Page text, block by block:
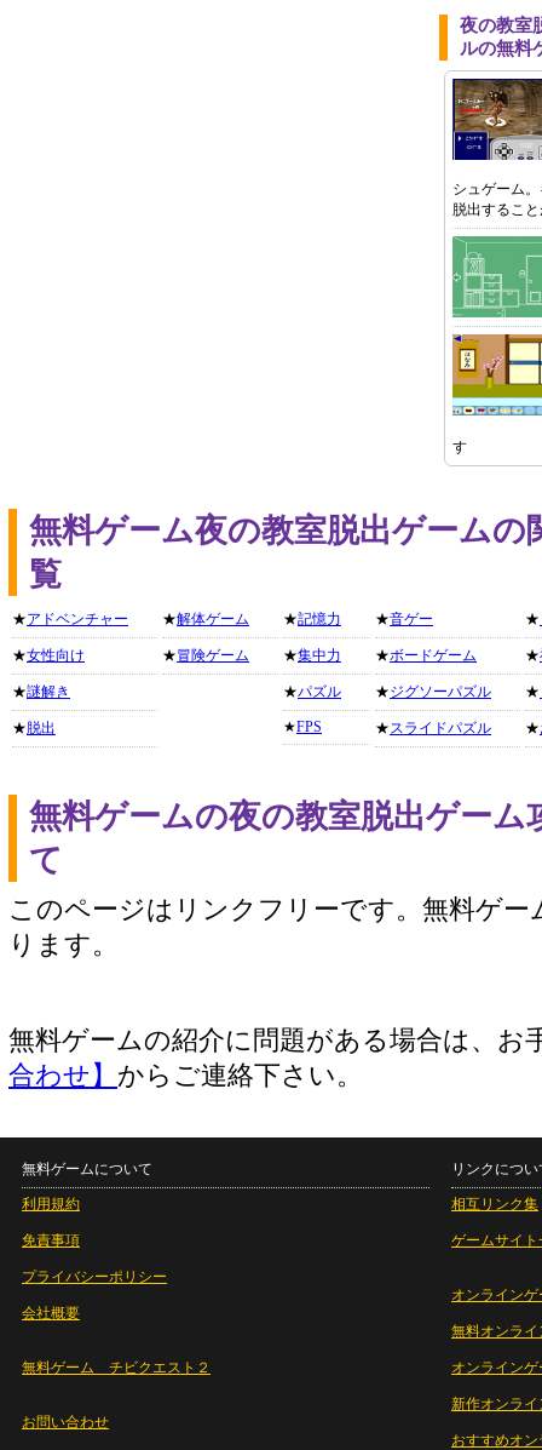
夜の教室
ルの無料
シュゲーム
脱出するこ
す
無料ゲーム夜の教室脱出ゲーム
覧
★アドベンチャー
★女性向け
★謎解き
★ 脱出
★解体ゲーム
★冒険ゲーム
★記憶力
★集中力
★パズル
★FPS
★音ゲー
★ボードゲーム
★ジグソーパズル
★スライドパズル
★
★
★
★
無料ゲームの夜の教室脱出ゲーム
て
このページはリンクフリーです。無料ゲー
ります。
無料ゲームの紹介に問題がある場合は、お
合わせ】 からご連絡下さい。
無料ゲームについて
利用規約
免責事項
プライバシーポリシー
会社概要
無料ゲーム チビクエスト２
お問い合わせ
リンクについ
相互リンク集
ゲームサイト
オンラインゲ
無料オンライ
オンライン
新作オンライ
おすすめオ